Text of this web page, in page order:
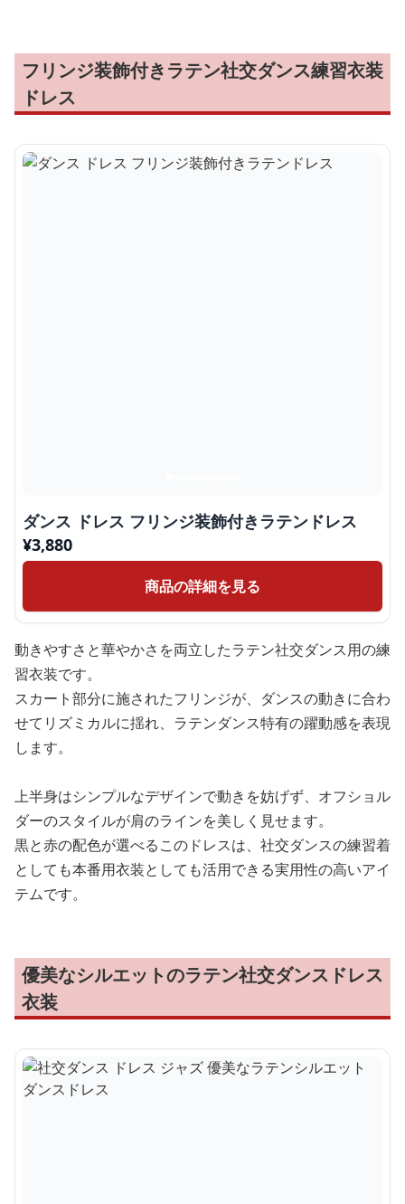
フリンジ装飾付きラテン社交ダンス練習衣装
ドレス
ダンス ドレス フリンジ装飾付きラテンドレス
¥3,880
商品の詳細を見る
動きやすさと華やかさを両立したラテン社交ダンス用の練
習衣装です。
スカート部分に施されたフリンジが、ダンスの動きに合わ
せてリズミカルに揺れ、ラテンダンス特有の躍動感を表現
します。
上半身はシンプルなデザインで動きを妨げず、オフショル
ダーのスタイルが肩のラインを美しく見せます。
黒と赤の配色が選べるこのドレスは、社交ダンスの練習着
としても本番用衣装としても活用できる実用性の高いアイ
テムです。
優美なシルエットのラテン社交ダンスドレス
衣装